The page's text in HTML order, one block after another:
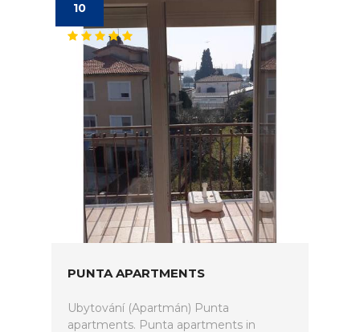
10
PUNTA APARTMENTS
Ubytování (Apartmán) Punta
apartments. Punta apartments in